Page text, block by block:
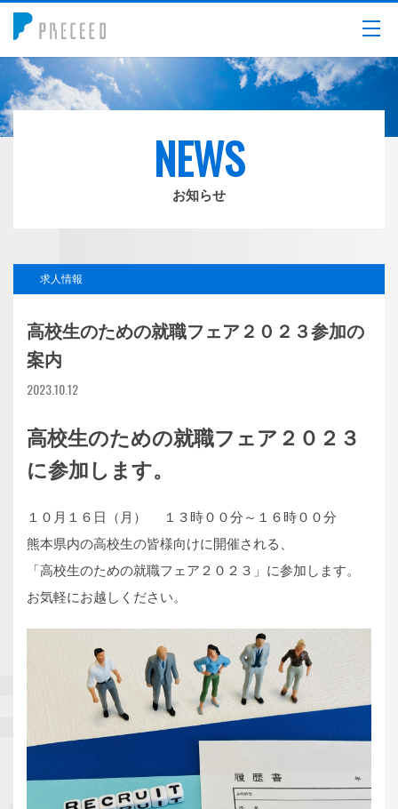
メニュー
NEWS
お知らせ
求人情報
高校生のための就職フェア２０２３参加の
案内
2023.10.12
高校生のための就職フェア２０２３
に参加します。
１０月１６日（月） １３時００分～１６時００分
熊本県内の高校生の皆様向けに開催される、
「高校生のための就職フェア２０２３」に参加します。
お気軽にお越しください。